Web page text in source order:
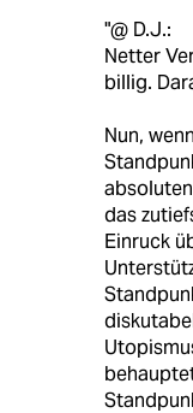
"@ D.J.:
Netter
billig.
Nun,
das
Einruck